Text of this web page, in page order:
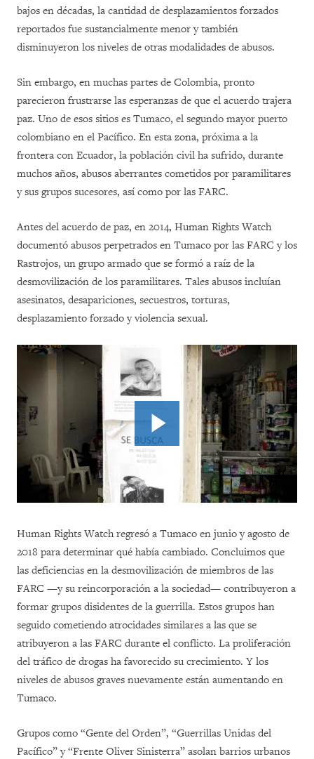
bajos en décadas, la cantidad de desplazamientos forzados
reportados fue sustancialmente menor y también
disminuyeron los niveles de otras modalidades de abusos.
Sin embargo, en muchas partes de Colombia, pronto
parecieron frustrarse las esperanzas de que el acuerdo trajera
paz. Uno de esos sitios es Tumaco, el segundo mayor puerto
colombiano en el Pacífico. En esta zona, próxima a la
frontera con Ecuador, la población civil ha sufrido, durante
muchos años, abusos aberrantes cometidos por paramilitares
y sus grupos sucesores, así como por las FARC.
Antes del acuerdo de paz, en 2014, Human Rights Watch
documentó abusos perpetrados en Tumaco por las FARC y los
Rastrojos, un grupo armado que se formó a raíz de la
desmovilización de los paramilitares. Tales abusos incluían
asesinatos, desapariciones, secuestros, torturas,
desplazamiento forzado y violencia sexual.
Human Rights Watch regresó a Tumaco en junio y agosto de
2018 para determinar qué había cambiado. Concluimos que
las deficiencias en la desmovilización de miembros de las
FARC —y su reincorporación a la sociedad— contribuyeron a
formar grupos disidentes de la guerrilla. Estos grupos han
seguido cometiendo atrocidades similares a las que se
atribuyeron a las FARC durante el conflicto. La proliferación
del tráfico de drogas ha favorecido su crecimiento. Y los
niveles de abusos graves nuevamente están aumentando en
Tumaco.
Grupos como “Gente del Orden”, “Guerrillas Unidas del
Pacífico” y “Frente Oliver Sinisterra” asolan barrios urbanos